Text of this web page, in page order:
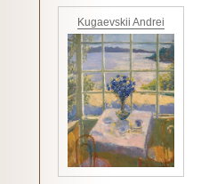
Kugaevskii Andrei